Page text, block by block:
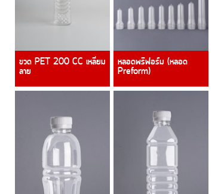
ขวด PET 200 CC เหลี่ยม
ลาย
หลอดพรีฟอร์ม (หลอด
Preform)